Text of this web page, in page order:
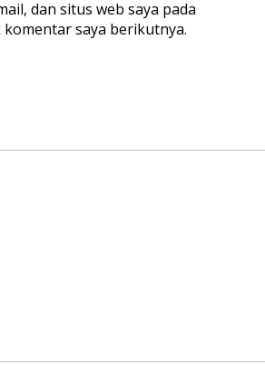
dan situs web saya pada
saya berikutnya.